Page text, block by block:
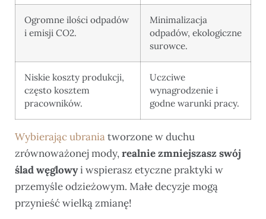
Ogromne ilości odpadów
i emisji CO2.
Minimalizacja
odpadów, ekologiczne
surowce.
Niskie koszty produkcji,
często kosztem
pracowników.
Uczciwe
wynagrodzenie i
godne warunki pracy.
Wybierając ubraniatworzone w duchu
zrównoważonej mody,realnie zmniejszasz swój
ślad węglowyi wspierasz etyczne praktyki w
przemyśle odzieżowym. Małe decyzje mogą
przynieść wielką zmianę!